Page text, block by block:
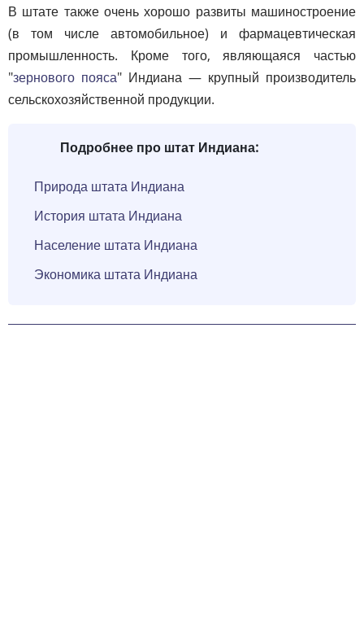
В штате также очень хорошо развиты машиностроение
(в том числе автомобильное) и фармацевтическая
промышленность. Кроме того, являющаяся частью
"зернового пояса" Индиана — крупный производитель
сельскохозяйственной продукции.
Подробнее про штат Индиана:
Природа штата Индиана
История штата Индиана
Население штата Индиана
Экономика штата Индиана